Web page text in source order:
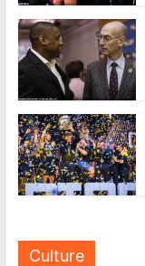
Culture